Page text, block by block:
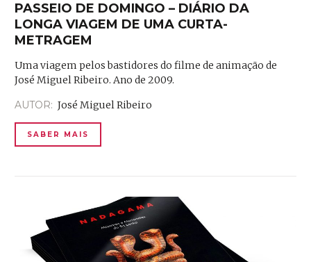
PASSEIO DE DOMINGO – DIÁRIO DA
LONGA VIAGEM DE UMA CURTA-
METRAGEM
Uma viagem pelos bastidores do filme de animação de
José Miguel Ribeiro. Ano de 2009.
AUTOR: José Miguel Ribeiro
SABER MAIS